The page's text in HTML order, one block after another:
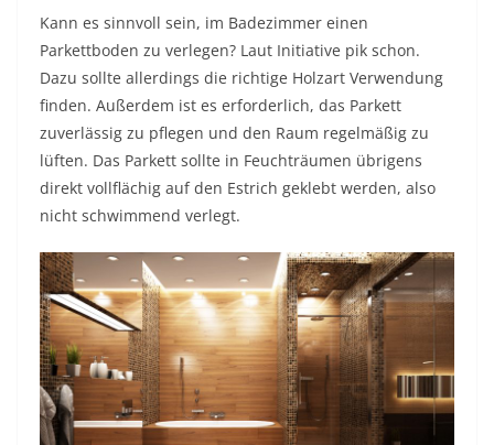
Kann es sinnvoll sein, im Badezimmer einen
Parkettboden zu verlegen? Laut Initiative pik schon.
Dazu sollte allerdings die richtige Holzart Verwendung
finden. Außerdem ist es erforderlich, das Parkett
zuverlässig zu pflegen und den Raum regelmäßig zu
lüften. Das Parkett sollte in Feuchträumen übrigens
direkt vollflächig auf den Estrich geklebt werden, also
nicht schwimmend verlegt.